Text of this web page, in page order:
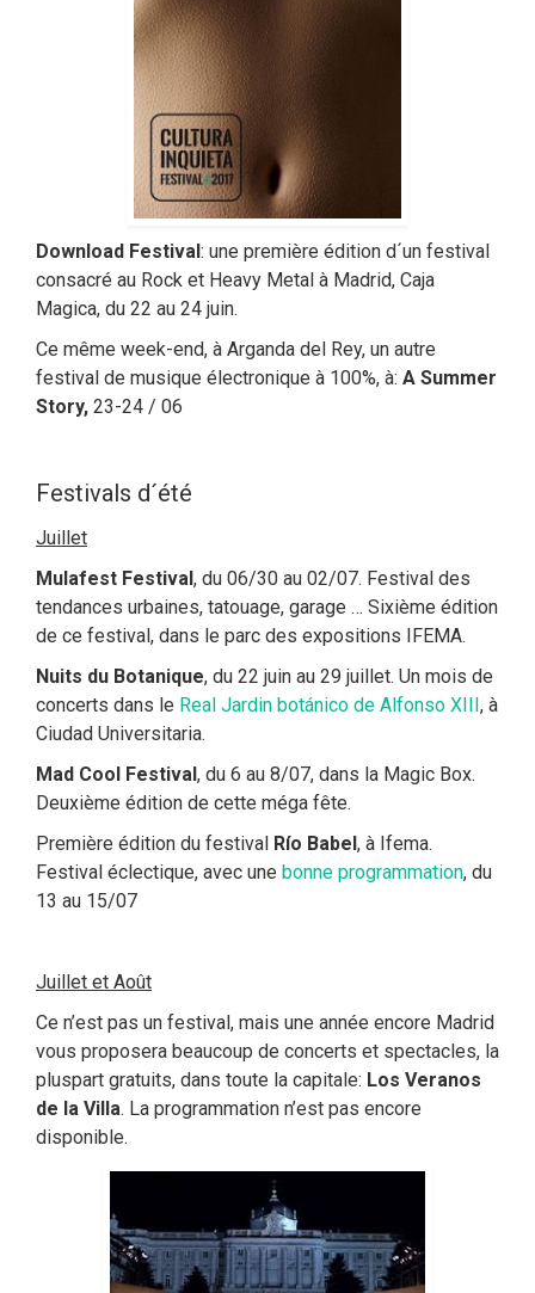
Download Festival: une première édition d´un festival
consacré au Rock et Heavy Metal à Madrid, Caja
Magica, du 22 au 24 juin.
Ce même week-end, à Arganda del Rey, un autre
festival de musique électronique à 100%, à: A Summer
Story, 23-24 / 06
Festivals d´été
Juillet
Mulafest Festival, du 06/30 au 02/07. Festival des
tendances urbaines, tatouage, garage … Sixième édition
de ce festival, dans le parc des expositions IFEMA.
Nuits du Botanique, du 22 juin au 29 juillet. Un mois de
concerts dans le Real Jardin botánico de Alfonso XIII, à
Ciudad Universitaria.
Mad Cool Festival, du 6 au 8/07, dans la Magic Box.
Deuxième édition de cette méga fête.
Première édition du festival Río Babel, à Ifema.
Festival éclectique, avec une bonne programmation, du
13 au 15/07
Juillet et Août
Ce n’est pas un festival, mais une année encore Madrid
vous proposera beaucoup de concerts et spectacles, la
pluspart gratuits, dans toute la capitale: Los Veranos
de la Villa. La programmation n’est pas encore
disponible.